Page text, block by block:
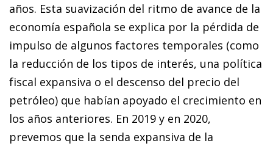
años. Esta suavización del ritmo de avance de la
economía española se explica por la pérdida de
impulso de algunos factores temporales (como
la reducción de los tipos de interés, una política
fiscal expansiva o el descenso del precio del
petróleo) que habían apoyado el crecimiento en
los años anteriores. En 2019 y en 2020,
prevemos que la senda expansiva de la